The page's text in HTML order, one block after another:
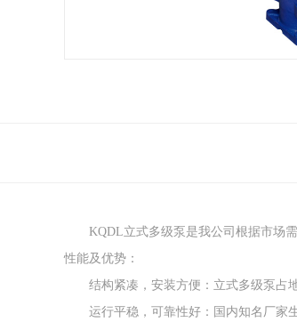
KQDL立式多级泵是我公司根据市场需
性能及优势：
结构紧凑，安装方便：立式多级泵占
运行平稳，可靠性好：国内知名厂家生